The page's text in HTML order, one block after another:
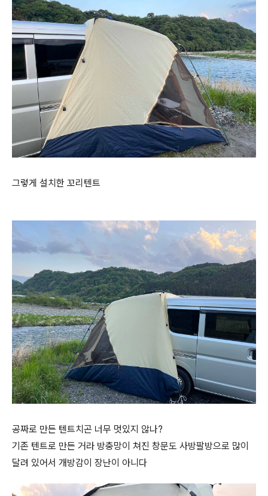
그렇게 설치한 꼬리텐트
공짜로 만든 텐트치곤 너무 멋있지 않나?
기존 텐트로 만든 거라 방충망이 쳐진 창문도 사방팔방으로 많이
달려 있어서 개방감이 장난이 아니다